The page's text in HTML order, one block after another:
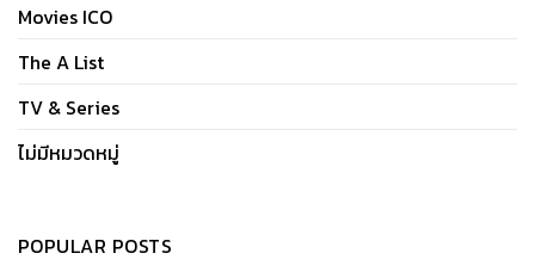
Movies ICO
The A List
TV & Series
ไม่มีหมวดหมู่
POPULAR POSTS